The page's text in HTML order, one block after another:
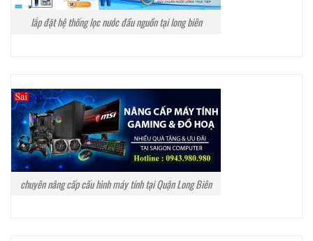
lắp đặt hệ thống lọc nước đầu nguồn tại long biên
chuyên nâng cấp cấu hình máy tính tại Quận Long Biên